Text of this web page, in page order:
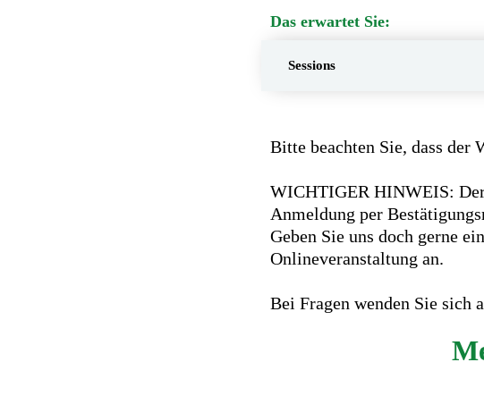
Das erwartet Sie:
Sessions
Bitte beachten Sie, dass der
WICHTIGER HINWEIS:
Anmeldung per
Geben Sie uns doch gerne
Onlineveranstaltung an.
Bei Fragen wenden Sie sich